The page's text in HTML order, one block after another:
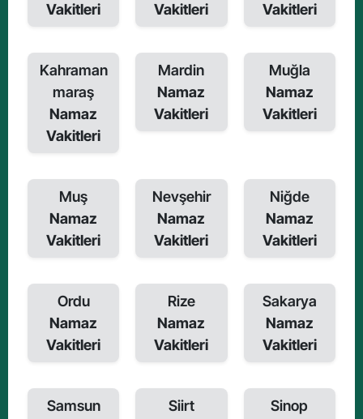
Vakitleri
Vakitleri
Vakitleri
Kahraman
maraş
Namaz
Vakitleri
Mardin
Namaz
Vakitleri
Muğla
Namaz
Vakitleri
Muş
Namaz
Vakitleri
Nevşehir
Namaz
Vakitleri
Niğde
Namaz
Vakitleri
Ordu
Namaz
Vakitleri
Rize
Namaz
Vakitleri
Sakarya
Namaz
Vakitleri
Samsun
Siirt
Sinop